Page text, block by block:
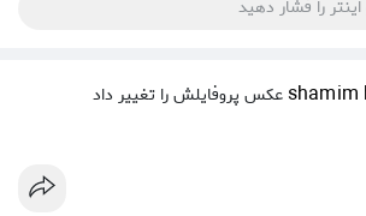
shamimعکس پروفایلش را تغییر داد